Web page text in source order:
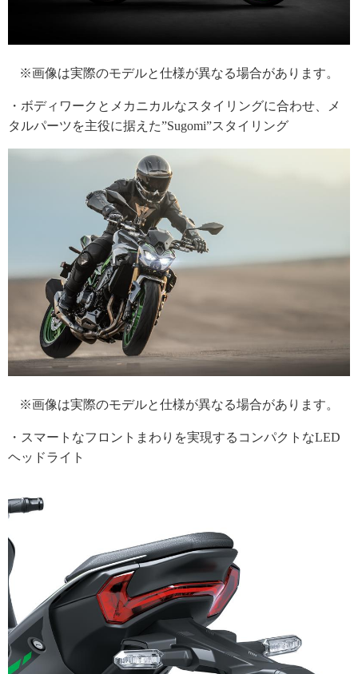
※画像は実際のモデルと仕様が異なる場合があります。
・ボディワークとメカニカルなスタイリングに合わせ、メ
タルパーツを主役に据えた”Sugomi”スタイリング
※画像は実際のモデルと仕様が異なる場合があります。
・スマートなフロントまわりを実現するコンパクトなLED
ヘッドライト